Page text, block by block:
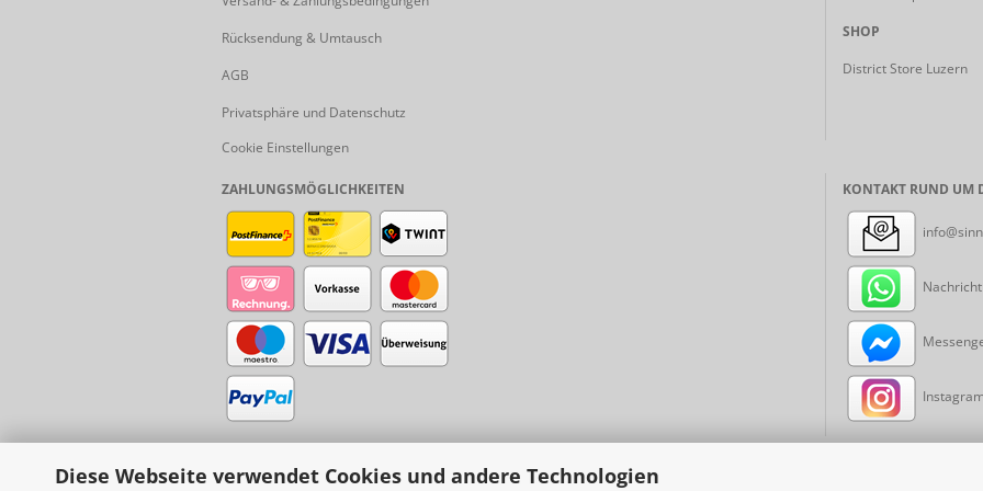
Diese Webseite verwendet Cookies und andere Technologien
Rücksendung & Umtausch
AGB
Privatsphäre und Datenschutz
Cookie Einstellungen
SHOP
District Store Luzern
ZAHLUNGSMÖGLICHKEITEN KONTAKT RUND UM